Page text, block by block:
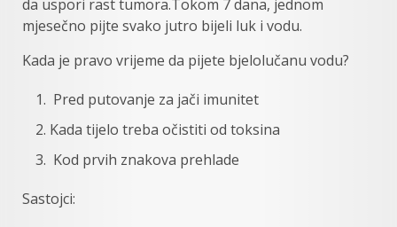
da uspori rast tumora.Tokom 7 dana, jednom
mjesečno pijte svako jutro bijeli luk i vodu.
Kada je pravo vrijeme da pijete bjelolučanu vodu?
Pred putovanje za jači imunitet
Kada tijelo treba očistiti od toksina
Kod prvih znakova prehlade
Sastojci: